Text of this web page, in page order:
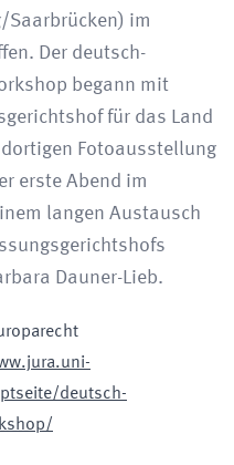
Saarbrücken) im
Der deutsch-
begann mit
für das Land
Fotoausstellung
erste Abend im
langen Austausch
Dauner-Lieb.
deutsch-